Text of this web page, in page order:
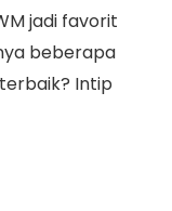
jadi favorit
beberapa
Intip